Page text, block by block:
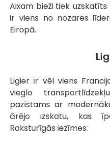
Aixam bieži tiek uzskatīts
ir viens no nozares
Eiropā.
Ligier ir vēl viens
vieglo
pazīstams ar
ārējo izskatu, kas
Raksturīgās iezīmes: